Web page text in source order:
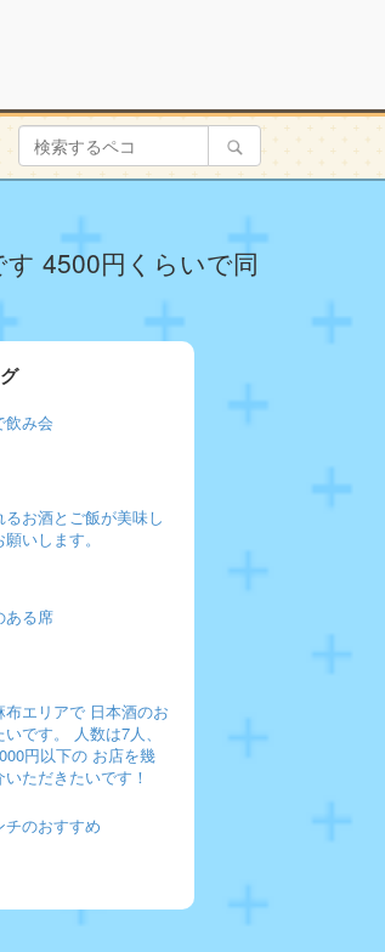
4500円くらいで同
飲み会
るお酒とご飯が美味し
いします。
ある席
布エリアで 日本酒のお
です。 人数は7人、
円以下の お店を幾
ただきたいです！
チのおすすめ